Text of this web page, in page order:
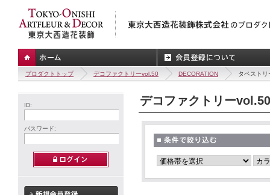
プロダクトトップ デコファクトリーvol.50 DECORATION タペストリ
ID:
パスワード:
デコファクトリーvol.50